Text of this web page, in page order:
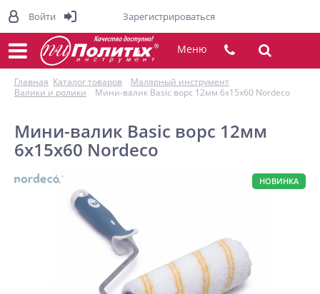
Меню
Главная Каталог товаров
Малярный инструмент
Валики и ролики
Мини-валик Basic ворс 12мм 6х15х60 Nordeco
Мини-валик Basic ворс 12мм
6х15х60 Nordeco
НОВИНКА
Войти Зарегистрироваться